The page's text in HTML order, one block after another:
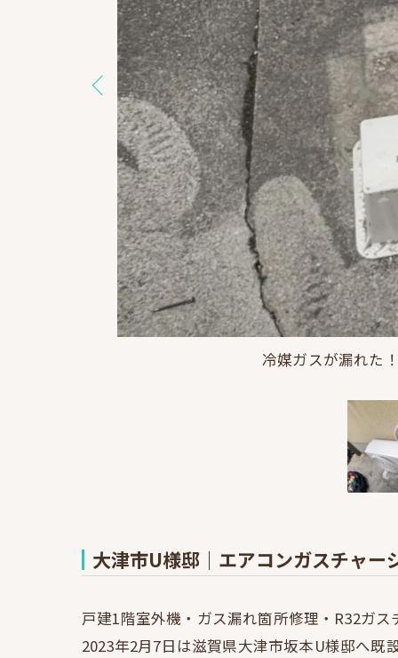
冷媒ガスが漏れた
ジョイント部
大津市U様邸｜エアコンガスチャー
戸建1階室外機・ガス漏れ箇所修理・R32ガス
2023年2月7日は滋賀県大津市坂本U様邸へ